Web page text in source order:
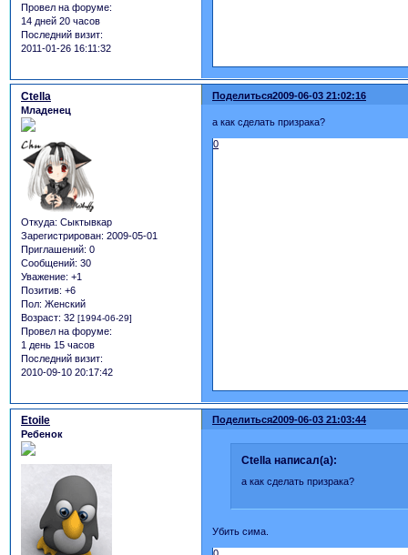
Провел на форуме:
14 дней 20 часов
Последний визит:
2011-01-26 16:11:32
Поделиться2009-06-03 21:02:16
Ctella
Младенец
Откуда: Сыктывкар
Зарегистрирован: 2009-05-01
Приглашений: 0
Сообщений: 30
Уважение: +1
Позитив: +6
Пол: Женский
Возраст: 32 [1994-06-29]
Провел на форуме:
1 день 15 часов
Последний визит:
2010-09-10 20:17:42
а как сделать призрака?
0
Поделиться2009-06-03 21:03:44
Etoile
Ребенок
Ctella написал(а):
а как сделать призрака?
Убить сима.